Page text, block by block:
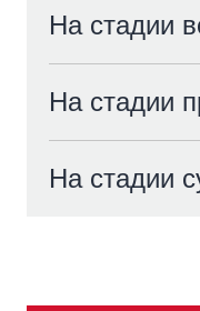
На стадии
На стадии
На стадии